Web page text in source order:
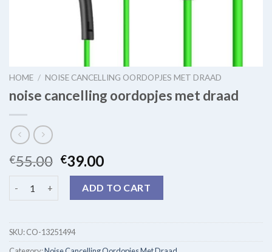
HOME / NOISE CANCELLING OORDOPJES MET DRAAD
noise cancelling oordopjes met draad
€55.00 €39.00
noise cancelling oordopjes met draad quantity
ADD TO CART
SKU:CO-13251494